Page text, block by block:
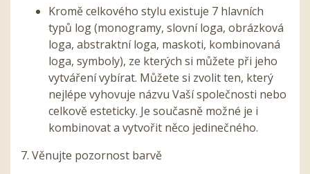
Kromě celkového stylu existuje 7 hlavních
typů log (monogramy, slovní loga, obrázková
loga, abstraktní loga, maskoti, kombinovaná
loga, symboly), ze kterých si můžete při jeho
vytváření vybírat. Můžete si zvolit ten, který
nejlépe vyhovuje názvu Vaší společnosti nebo
celkově esteticky. Je současně možné je i
kombinovat a vytvořit něco jedinečného.
7. Věnujte pozornost barvě